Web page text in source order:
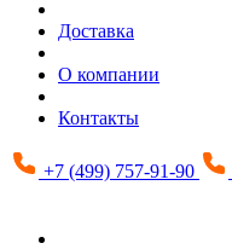
Доставка
О компании
Контакты
+7 (499) 757-91-90